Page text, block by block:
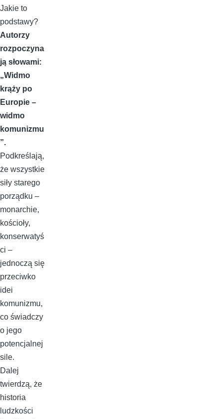
Jakie to
podstawy?
Autorzy
rozpoczyna
ją słowami:
„Widmo
krąży po
Europie –
widmo
komunizmu
”.
Podkreślają,
że wszystkie
siły starego
porządku –
monarchie,
kościoły,
konserwatyś
ci –
jednoczą się
przeciwko
idei
komunizmu,
co świadczy
o jego
potencjalnej
sile.
Dalej
twierdzą, że
historia
ludzkości